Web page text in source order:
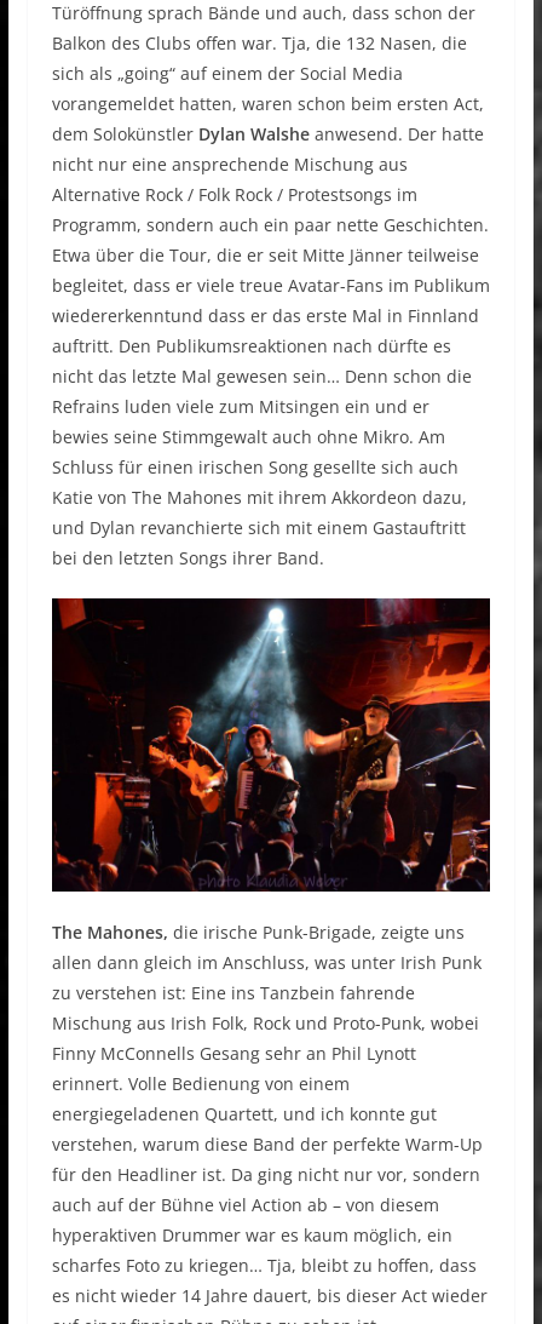
Türöffnung sprach Bände und auch, dass schon der
Balkon des Clubs offen war. Tja, die 132 Nasen, die
sich als „going“ auf einem der Social Media
vorangemeldet hatten, waren schon beim ersten Act,
dem Solokünstler Dylan Walsheanwesend. Der hatte
nicht nur eine ansprechende Mischung aus
Alternative Rock / Folk Rock / Protestsongs im
Programm, sondern auch ein paar nette Geschichten.
Etwa über die Tour, die er seit Mitte Jänner teilweise
begleitet, dass er viele treue Avatar-Fans im Publikum
wiedererkenntund dass er das erste Mal in Finnland
auftritt. Den Publikumsreaktionen nach dürfte es
nicht das letzte Mal gewesen sein… Denn schon die
Refrains luden viele zum Mitsingen ein und er
bewies seine Stimmgewalt auch ohne Mikro. Am
Schluss für einen irischen Song gesellte sich auch
Katie von The Mahones mit ihrem Akkordeon dazu,
und Dylan revanchierte sich mit einem Gastauftritt
bei den letzten Songs ihrer Band.
The Mahones, die irische Punk-Brigade, zeigte uns
allen dann gleich im Anschluss, was unter Irish Punk
zu verstehen ist: Eine ins Tanzbein fahrende
Mischung aus Irish Folk, Rock und Proto-Punk, wobei
Finny McConnells Gesang sehr an Phil Lynott
erinnert. Volle Bedienung von einem
energiegeladenen Quartett, und ich konnte gut
verstehen, warum diese Band der perfekte Warm-Up
für den Headliner ist. Da ging nicht nur vor, sondern
auch auf der Bühne viel Action ab – von diesem
hyperaktiven Drummer war es kaum möglich, ein
scharfes Foto zu kriegen… Tja, bleibt zu hoffen, dass
es nicht wieder 14 Jahre dauert, bis dieser Act wieder